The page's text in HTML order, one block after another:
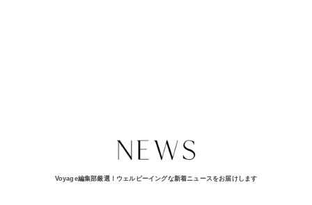
Voyage編集部厳選！ウェルビーイングな新着ニュースをお届けします